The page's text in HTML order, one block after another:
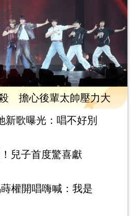
擔心後輩太帥壓力大
歌曝光：唱不好別
兒子首度驚喜獻
權開唱嗨喊：我是